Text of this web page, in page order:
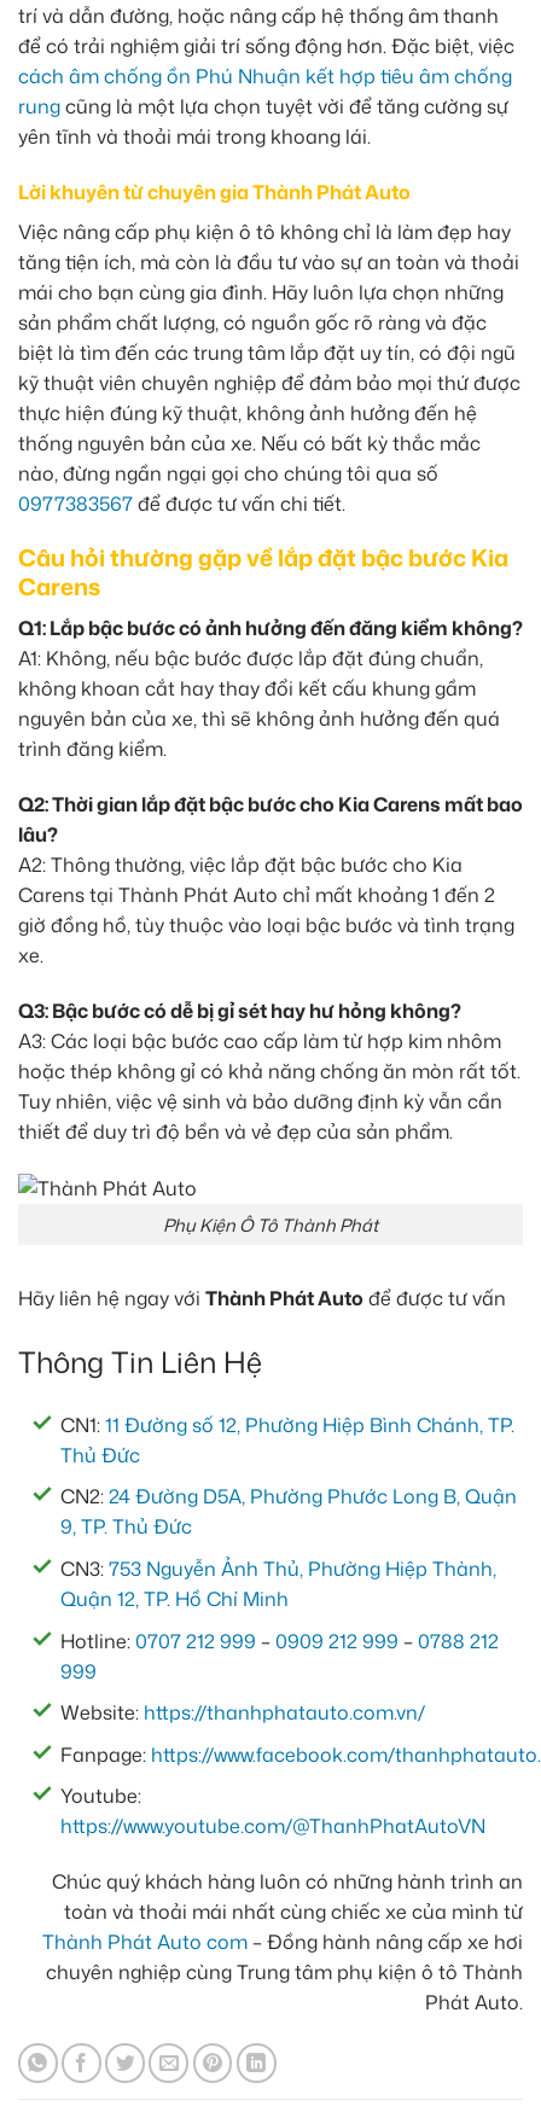
trí và dẫn đường, hoặc nâng cấp hệ thống âm thanh
để có trải nghiệm giải trí sống động hơn. Đặc biệt, việc
cách âm chống ồn Phú Nhuận kết hợp tiêu âm chống
rungcũng là một lựa chọn tuyệt vời để tăng cường sự
yên tĩnh và thoải mái trong khoang lái.
Lời khuyên từ chuyên gia Thành Phát Auto
Việc nâng cấp phụ kiện ô tô không chỉ là làm đẹp hay
tăng tiện ích, mà còn là đầu tư vào sự an toàn và thoải
mái cho bạn cùng gia đình. Hãy luôn lựa chọn những
sản phẩm chất lượng, có nguồn gốc rõ ràng và đặc
biệt là tìm đến các trung tâm lắp đặt uy tín, có đội ngũ
kỹ thuật viên chuyên nghiệp để đảm bảo mọi thứ được
thực hiện đúng kỹ thuật, không ảnh hưởng đến hệ
thống nguyên bản của xe. Nếu có bất kỳ thắc mắc
nào, đừng ngần ngại gọi cho chúng tôi qua số
0977383567để được tư vấn chi tiết.
Câu hỏi thường gặp về lắp đặt bậc bước Kia
Carens
Q1: Lắp bậc bước có ảnh hưởng đến đăng kiểm không?
A1: Không, nếu bậc bước được lắp đặt đúng chuẩn,
không khoan cắt hay thay đổi kết cấu khung gầm
nguyên bản của xe, thì sẽ không ảnh hưởng đến quá
trình đăng kiểm.
Q2: Thời gian lắp đặt bậc bước cho Kia Carens mất bao
lâu?
A2: Thông thường, việc lắp đặt bậc bước cho Kia
Carens tại Thành Phát Auto chỉ mất khoảng 1 đến 2
giờ đồng hồ, tùy thuộc vào loại bậc bước và tình trạng
xe.
Q3: Bậc bước có dễ bị gỉ sét hay hư hỏng không?
A3: Các loại bậc bước cao cấp làm từ hợp kim nhôm
hoặc thép không gỉ có khả năng chống ăn mòn rất tốt.
Tuy nhiên, việc vệ sinh và bảo dưỡng định kỳ vẫn cần
thiết để duy trì độ bền và vẻ đẹp của sản phẩm.
Phụ Kiện Ô Tô Thành Phát
Hãy liên hệ ngay với Thành Phát Auto để được tư vấn
Thông Tin Liên Hệ
CN1:11 Đường số 12, Phường Hiệp Bình Chánh, TP.
Thủ Đức
CN2:24 Đường D5A, Phường Phước Long B, Quận
9, TP. Thủ Đức
CN3:753 Nguyễn Ảnh Thủ, Phường Hiệp Thành,
Quận 12, TP. Hồ Chí Minh
Hotline:0707 212 999 –0909 212 999 –0788 212
999
Website: https://thanhphatauto.com.vn/
Fanpage: https://www.facebook.com/
Youtube:
https://www.youtube.com/@ThanhPhatAutoVN
Chúc quý khách hàng luôn có những hành trình an
toàn và thoải mái nhất cùng chiếc xe của mình từ
Thành Phát Auto com – Đồng hành nâng cấp xe hơi
chuyên nghiệp cùng Trung tâm phụ kiện ô tô Thành
Phát Auto.